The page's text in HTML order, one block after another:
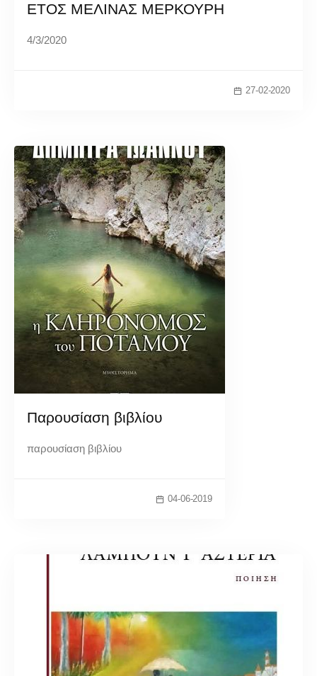
ΕΤΟΣ ΜΕΛΙΝΑΣ ΜΕΡΚΟΥΡΗ
4/3/2020
27-02-2020
Παρουσίαση βιβλίου
παρουσίαση βιβλίου
04-06-2019